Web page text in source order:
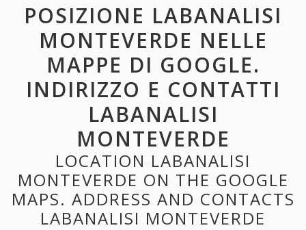
POSIZIONE LABANALISI
MONTEVERDE NELLE
MAPPE DI GOOGLE.
INDIRIZZO E CONTATTI
LABANALISI
MONTEVERDE
LOCATION LABANALISI
MONTEVERDE ON THE GOOGLE
MAPS. ADDRESS AND CONTACTS
LABANALISI MONTEVERDE